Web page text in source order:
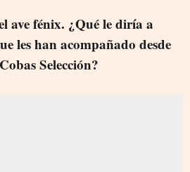
ave fénix. ¿Qué le diría a
les han acompañado desde
Selección?